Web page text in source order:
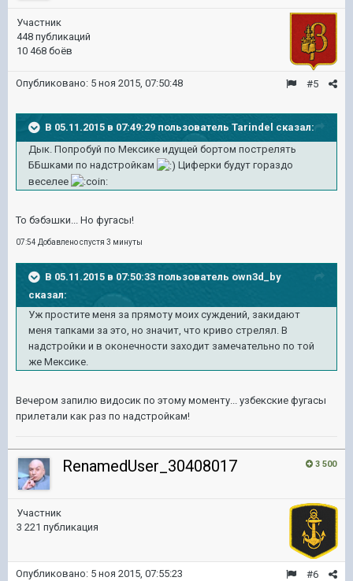
Участник
448 публикаций
10 468 боёв
#5
Опубликовано: 5 ноя 2015, 07:50:48
В 05.11.2015 в 07:49:29 пользователь Tarindel сказал:
Дык. Попробуй по Мексике идущей бортом пострелять
ББшками по надстройкам
Циферки будут гораздо
веселее
То бэбэшки... Но фугасы!
07:54 Добавлено спустя 3 минуты
В 05.11.2015 в 07:50:33 пользователь own3d_by
сказал:
Уж простите меня за прямоту моих суждений, закидают
меня тапками за это, но значит, что криво стрелял. В
надстройки и в оконечности заходит замечательно по той
же Мексике.
Вечером запилю видосик по этому моменту... узбекские фугасы
прилетали как раз по надстройкам!
3 500
RenamedUser_30408017
Участник
3 221 публикация
#6
Опубликовано: 5 ноя 2015, 07:55:23